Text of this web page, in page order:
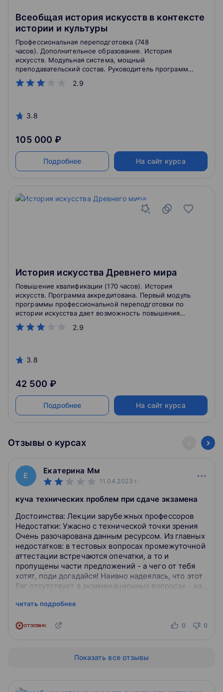
Всеобщая история искусств в контексте
истории и культуры
2.9
Профессиональная переподготовка (748
часов). Дополнительное образование. История
искусств. Модульная система, мощный
преподавательский состав. Руководитель программы
- выдающийся специалист в своей области.
3.8
105 000 ₽
Подробнее На сайт курса
История искусства Древнего мира
2.9
Повышение квалификации (170 часов). История
искусств. Программа аккредитована. Первый модуль
программы профессиональной переподготовки по
истории искусства дает возможность повышения
квалификации в конретной области в короткий срок.
3.8
42 500 ₽
Подробнее На сайт курса
Отзывы о курсах
Е
Екатерина Мм
11.04.2023 г.
куча технических проблем при сдаче экзамена
Достоинства: Лекции зарубежных профессоров
Недостатки: Ужасно с технической точки зрения
Очень разочарована данным ресурсом. Из главных
недостатков: в тестовых вопросах промежуточной
аттестации встречаются опечатки, а то и
пропущены части предложений - а чего от тебя
хотят, поди догадайся! Наивно надеялась, что этот
баг отсутствует в экзаменационных вопросах - как
читать подробнее
0 0
Показать все отзывы